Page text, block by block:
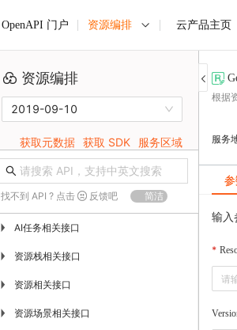
OpenAPI 门户 资源编排 云产品主页
资源编排
2019-09-10
获取元数据 获取 SDK 服务区域
找不到 API ? 点击 反馈吧 简洁
▶ AI任务相关接口
▶ 资源栈相关接口
▶ 资源相关接口
▶ 资源场景相关接口
根据
服务
输入